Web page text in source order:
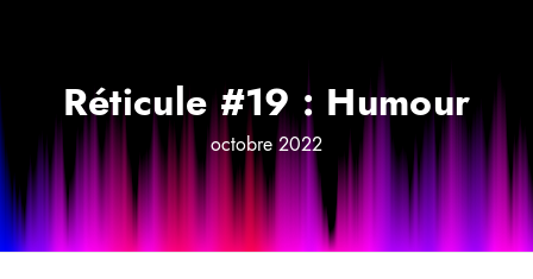
Réticule #19 : Humour
octobre 2022